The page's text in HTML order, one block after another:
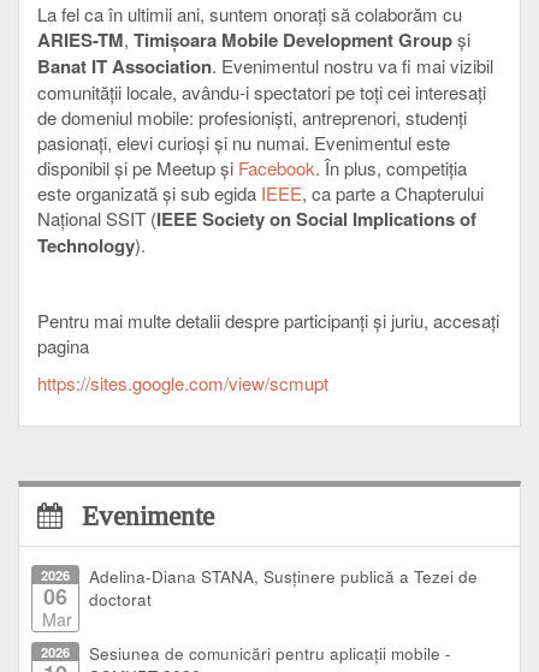
La fel ca în ultimii ani, suntem onorați să colaborăm cu
ARIES-TM, Timișoara Mobile Development Groupși
Banat ITAssociation. Evenimentul nostru va fi mai vizibil
comunității locale, avându-i spectatori pe toți cei interesați
de domeniul mobile: profesioniști, antreprenori, studenți
pasionați, elevi curioși și nu numai. Evenimentul este
disponibil și pe Meetup și Facebook. În plus, competiția
este organizată și sub egida IEEE, ca parte a Chapterului
Național SSIT (IEEE Society on Social Implications of
Technology).
Pentru mai multe detalii despre participanți și juriu, accesați
pagina
https://sites.google.com/view/scmupt
Evenimente
2026
06
Mar
Adelina-Diana STANA, Susținere publică a Tezei de
doctorat
2026
Sesiunea de comunicări pentru aplicații mobile -